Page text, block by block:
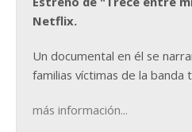
Netflix.
Un documental en él se
familias víctimas de la banda
más información...